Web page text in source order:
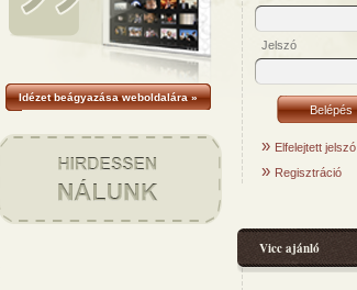
Idézet beágyazása weboldalára »
Jelszó
» Elfelejtett jelszó
» Regisztráció
Vicc ajánló